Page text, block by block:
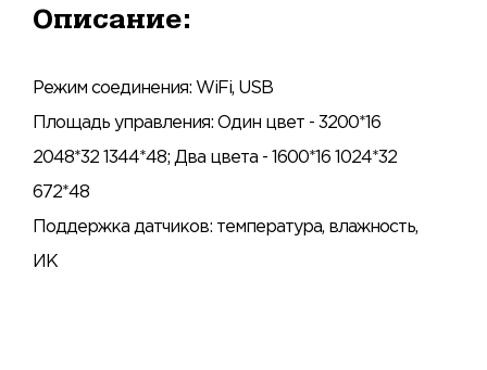
Описание:
Режим соединения: WiFi, USB
Площадь управления: Один цвет - 3200*16
2048*32 1344*48; Два цвета - 1600*16 1024*32
672*48
Поддержка датчиков: температура, влажность,
ИК